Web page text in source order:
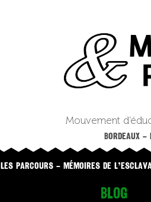
Mouvement
BORDEAUX
LES PARCOURS – MÉMOIRES DE
Blog